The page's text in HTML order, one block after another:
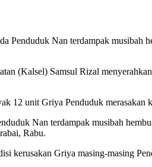
Penduduk Nan terdampak
(Kalsel) Samsul Rizal
12 unit Griya Penduduk merasakan
Nan terdampak musibah
Rabu.
kerusakan Griya masing-masing